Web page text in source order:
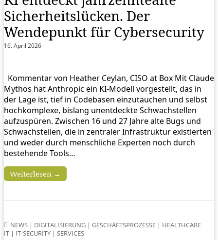
Sicherheitslücken. Der
Wendepunkt für Cybersecurity
16. April 2026
Kommentar von Heather Ceylan, CISO at Box Mit Claude
Mythos hat Anthropic ein KI-Modell vorgestellt, das in
der Lage ist, tief in Codebasen einzutauchen und selbst
hochkomplexe, bislang unentdeckte Schwachstellen
aufzuspüren. Zwischen 16 und 27 Jahre alte Bugs und
Schwachstellen, die in zentraler Infrastruktur existierten
und weder durch menschliche Experten noch durch
bestehende Tools…
Weiterlesen →
NEWS | DIGITALISIERUNG | GESCHÄFTSPROZESSE | HEALTHCARE
IT | IT-SECURITY | SERVICES